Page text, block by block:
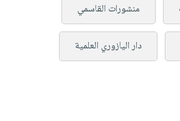
منشورات القاسمي
دار اليازوري العلمية